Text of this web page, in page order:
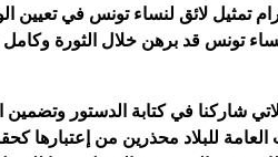
تمثيل لائق لنساء تونس في
تونس قد برهن خلال الثورة
شاركنا في كتابة الدستور وتضمين
للبلاد محذرين من إعتبارها كحقوق